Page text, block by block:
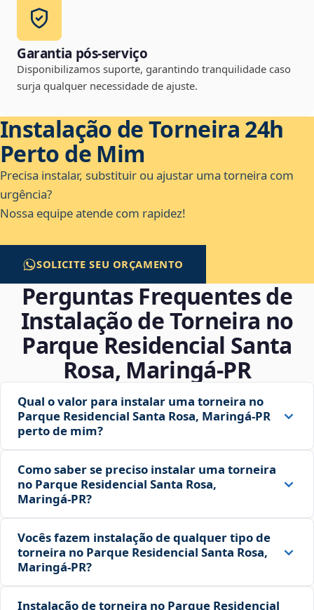
Garantia pós-serviço
Disponibilizamos suporte, garantindo tranquilidade caso
surja qualquer necessidade de ajuste.
Instalação de Torneira 24h
Perto de Mim
Precisa instalar, substituir ou ajustar uma torneira com
urgência?
Nossa equipe atende com rapidez!
SOLICITE SEU ORÇAMENTO
Perguntas Frequentes de
Instalação de Torneira no
Parque Residencial Santa
Rosa, Maringá‑PR
Qual o valor para instalar uma torneira no
Parque Residencial Santa Rosa, Maringá‑PR
perto de mim?
Como saber se preciso instalar uma torneira
no Parque Residencial Santa Rosa,
Maringá‑PR?
Vocês fazem instalação de qualquer tipo de
torneira no Parque Residencial Santa Rosa,
Maringá‑PR?
Instalação de torneira no Parque Residencial